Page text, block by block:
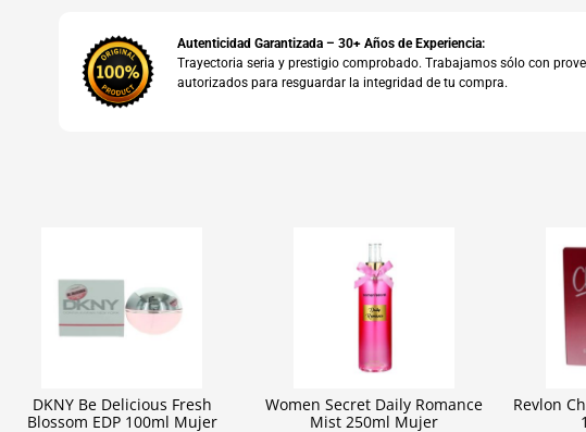
Autenticidad Garantizada – 30+ Años de Experiencia:
Trayectoria seria y prestigio comprobado. Trabajamos sólo con
autorizados para resguardar la integridad de tu compra.
DKNY Be Delicious Fresh
Blossom EDP 100ml Mujer
Women Secret Daily Romance
Mist 250ml Mujer
Revlon